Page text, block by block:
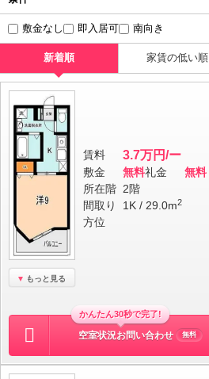
敷金なし 即入居可 南向き
新着順 家賃の低い順
もっと見る
賃料 3.7万円/ー
敷金 無料礼金
無料
所在階 2階
間取り
1K / 29.0m2
方位
かんたん30秒で完了!
空室状況お問い合わせ 無料